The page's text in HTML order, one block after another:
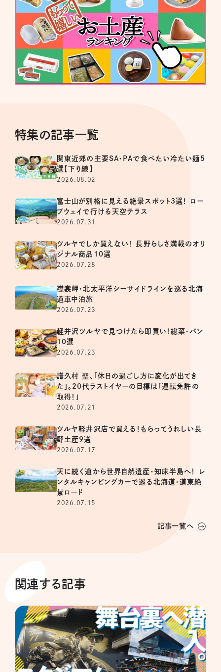
特集の記事一覧
関東近郊の主要SA・PAで食べたい冷たい麺5
選【下り線】
2026.08.02
富士山が別格に見える絶景スポット3選！ ロー
プウェイで行ける天空テラス
2026.07.31
ツルヤでしか買えない！ 長野らしさ満載のオリ
ジナル商品10選
2026.07.28
襟裳岬・北太平洋シーサイドラインを巡る北海
道車中泊旅
2026.07.23
軽井沢ツルヤで見つけたら即買い！総菜・パン
10選
2026.07.23
譜久村 聖、「休日の過ごし方に変化が出てき
た」。20代ラストイヤーの目標は「運転免許の
取得！」
2026.07.21
ツルヤ軽井沢店で買える！もらってうれしい長
野土産9選
2026.07.17
天に続く道から世界自然遺産・知床半島へ！ レ
ンタルキャンピングカーで巡る北海道・道東絶
景ロード
2026.07.15
記事一覧へ
関連する記事